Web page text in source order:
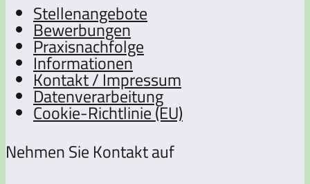
Stellenangebote
Bewerbungen
Praxisnachfolge
Informationen
Kontakt / Impressum
Datenverarbeitung
Cookie-Richtlinie (EU)
Nehmen Sie Kontakt auf